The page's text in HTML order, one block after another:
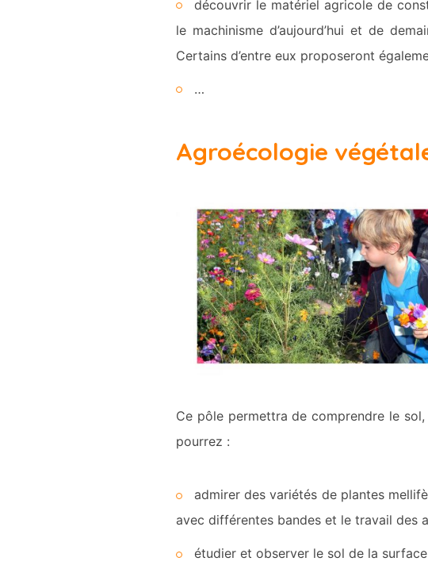
découvrir le matériel agricole de
le machinisme d’aujourd’hui et de
Certains d’entre eux proposeront
…
Agroécologie
Ce pôle permettra de comprendre le
pourrez :
admirer des variétés de plantes
avec différentes bandes et le travail des
étudier et observer le sol de la